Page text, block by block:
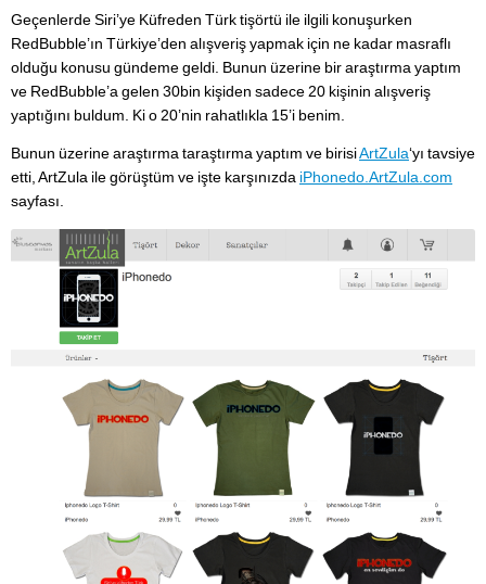
Geçenlerde Siri’ye Küfreden Türk tişörtü ile ilgili konuşurken
RedBubble’ın Türkiye’den alışveriş yapmak için ne kadar masraflı
olduğu konusu gündeme geldi. Bunun üzerine bir araştırma yaptım
ve RedBubble’a gelen 30bin kişiden sadece 20 kişinin alışveriş
yaptığını buldum. Ki o 20’nin rahatlıkla 15’i benim.
Bunun üzerine araştırma taraştırma yaptım ve birisiArtZula‘yı tavsiye
etti, ArtZula ile görüştüm ve işte karşınızda iPhonedo.ArtZula.com
sayfası.